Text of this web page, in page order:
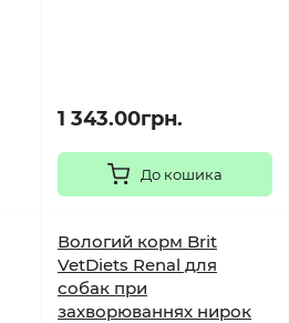
1 343.00грн.
До кошика
Вологий корм Brit
VetDiets Renal для
собак при
захворюваннях нирок